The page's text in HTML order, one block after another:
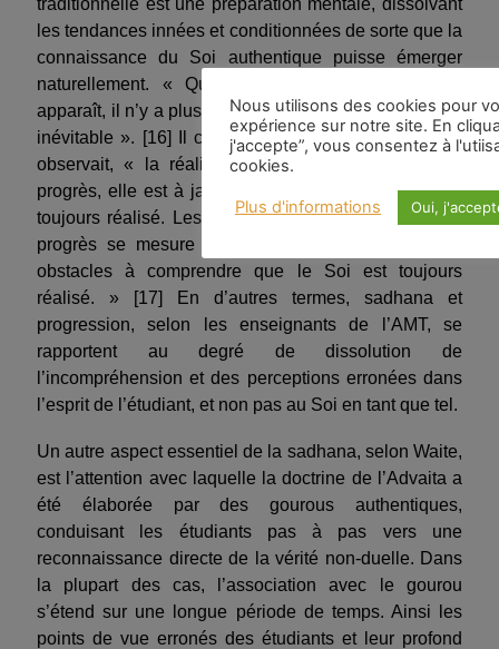
les tendances innées et conditionnées de sorte que la
connaissance du Soi authentique puisse émerger
naturellement. « Quand la connaissance du Soi
apparaît, il n’y a plus de pratique : son avènement est
inévitable ». [16] Il cite aussi Ramana Maharshi, qui
observait, « la réalisation du Soi n’admet pas de
progrès, elle est à jamais la même. Le Soi demeure
toujours réalisé. Les obstacles sont les pensées. Le
progrès se mesure par le degré d’élimination des
obstacles à comprendre que le Soi est toujours
réalisé. » [17] En d’autres termes, sadhana et
progression, selon les enseignants de l’AMT, se
rapportent au degré de dissolution de
l’incompréhension et des perceptions erronées dans
l’esprit de l’étudiant, et non pas au Soi en tant que tel.
Un autre aspect essentiel de la sadhana, selon Waite,
est l’attention avec laquelle la doctrine de l’Advaita a
été élaborée par des gourous authentiques,
conduisant les étudiants pas à pas vers une
reconnaissance directe de la vérité non-duelle. Dans
la plupart des cas, l’association avec le gourou
s’étend sur une longue période de temps. Ainsi les
points de vue erronés des étudiants et leur profond
Nous utilisons des cookies pour
expérience sur notre site. En
j'accepte”, vous consentez à
cookies.
Plus d'informations Oui,